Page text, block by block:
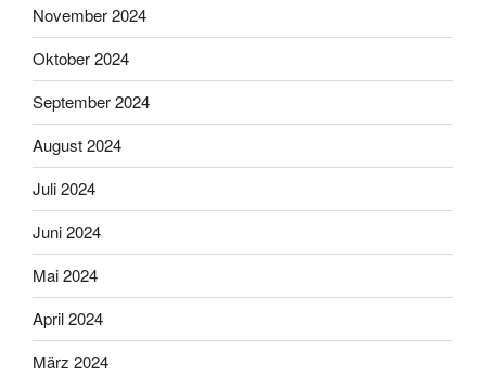
November 2024
Oktober 2024
September 2024
August 2024
Juli 2024
Juni 2024
Mai 2024
April 2024
März 2024